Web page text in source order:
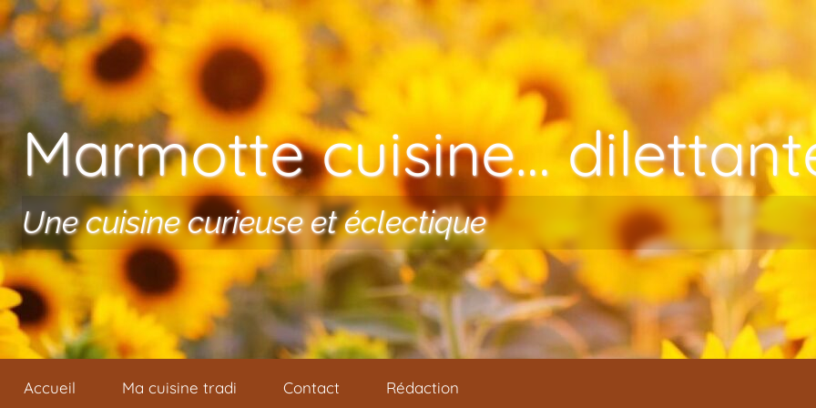
Aller au contenu
Marmotte cuisine…
Une cuisine curieuse et éclectique
Accueil Ma cuisine tradi Contact Rédaction